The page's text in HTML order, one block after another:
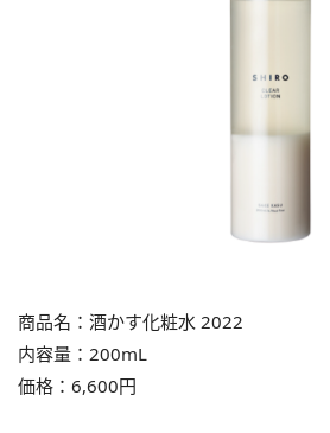
商品名：酒かす化粧水 2022
内容量：200mL
価格：6,600円